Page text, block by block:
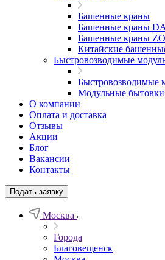
Башенные краны
Башенные краны
Башенные краны
Китайские
Быстровозводимые
Быстровозводимые
Модульные бытовки
О компании
Оплата и доставка
Отзывы
Акции
Блог
Вакансии
Контакты
Подать заявку
Москва
Города
Благовещенск